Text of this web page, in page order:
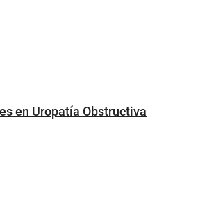
en Uropatía Obstructiva